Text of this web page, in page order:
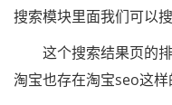
搜索模块里面我们可以
这个搜索结果页的排
淘宝也存在淘宝seo这样